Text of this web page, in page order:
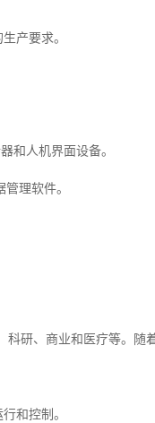
产要求。
和人机界面设备。
理软件。
研、商业和医疗等。
和控制。